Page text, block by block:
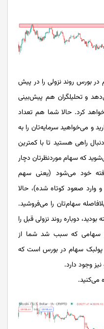
بورس روند نزولی را در پیش
و تحلیلگران هم پیش‌بینی
کرد. حالا شما هم تعداد
و می‌خواهید سرمایه‌تان را به
راهی هستید تا با کمترین
که سهام موردنظرتان دچار
خود می‌شود (یعنی سهم
وارد صعود کوتاه شده)، حالا
سهام‌تان را می‌فروشید.
دوباره روند نزولی قبل را
سهامی که سبب شد شما از
پولبک سهام در بورس است که
وجود دارد.
می­‌کنید.